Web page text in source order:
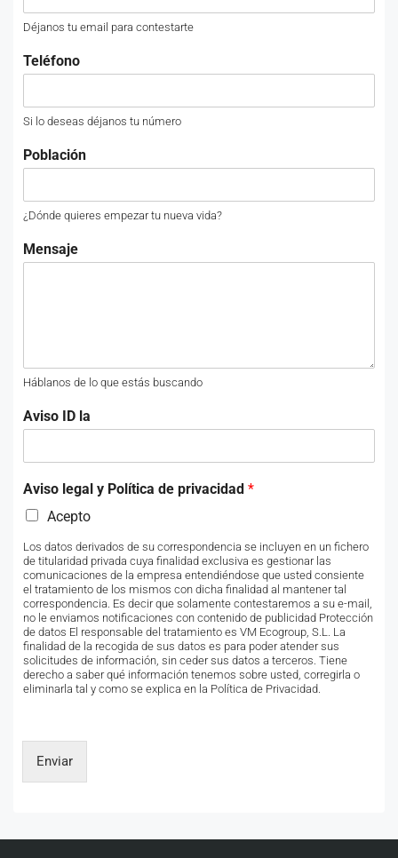
Déjanos tu email para contestarte
Teléfono
Si lo deseas déjanos tu número
Población
¿Dónde quieres empezar tu nueva vida?
Mensaje
Háblanos de lo que estás buscando
Aviso ID la
Aviso legal y Política de privacidad *
Acepto
Los datos derivados de su correspondencia se incluyen en un fichero
de titularidad privada cuya finalidad exclusiva es gestionar las
comunicaciones de la empresa entendiéndose que usted consiente
el tratamiento de los mismos con dicha finalidad al mantener tal
correspondencia. Es decir que solamente contestaremos a su e-mail,
no le enviamos notificaciones con contenido de publicidad Protección
de datos El responsable del tratamiento es VM Ecogroup, S.L. La
finalidad de la recogida de sus datos es para poder atender sus
solicitudes de información, sin ceder sus datos a terceros. Tiene
derecho a saber qué información tenemos sobre usted, corregirla o
eliminarla tal y como se explica en la Política de Privacidad.
Enviar